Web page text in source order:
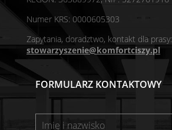
Numer KRS: 0000605303
Zapytania, doradztwo, kontakt dla prasy:
stowarzyszenie@komfortciszy.pl
FORMULARZ KONTAKTOWY